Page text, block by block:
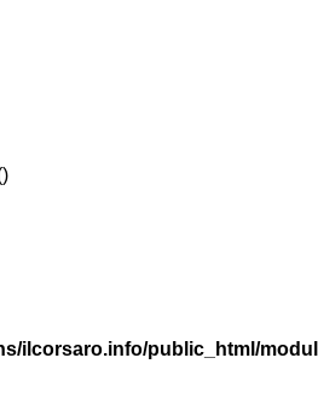
ilcorsaro.info/public_html/